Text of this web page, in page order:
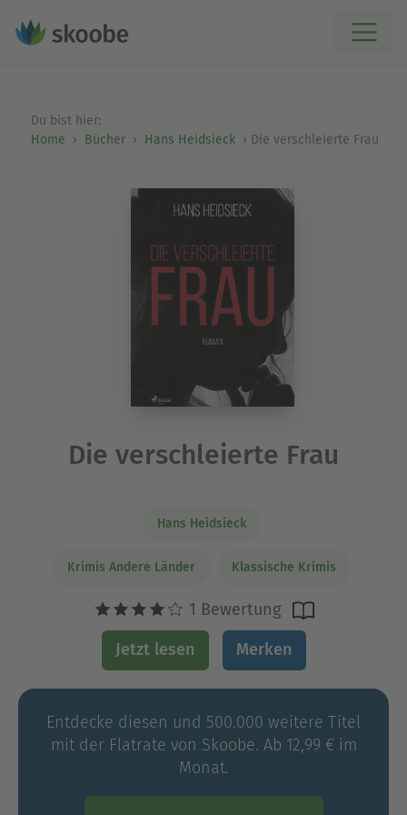
Du bist hier:
Home
Bücher Hans Heidsieck Die verschleierte Frau
Die verschleierte Frau
Hans Heidsieck
Krimis Andere Länder Klassische Krimis
1 Bewertung
Jetzt lesen Merken
Entdecke diesen und 500.000 weitere Titel
mit der Flatrate von Skoobe. Ab 12,99 € im
Monat.